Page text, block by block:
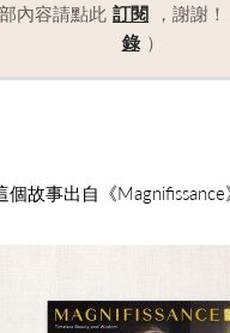
內容請點此 訂閱 ，謝謝
錄 ）
個故事出自《